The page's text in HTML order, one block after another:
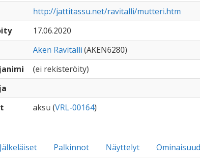
http://jattitassu.net/ravitalli/mutteri.htm
17.06.2020
Aken Ravitalli (AKEN6280)
(ei rekisteröity)
aksu (VRL-00164)
Jälkeläiset Palkinnot Näyttelyt